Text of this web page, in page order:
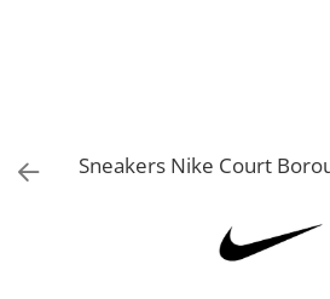
Sorturi fotbal femei
Sneakers Nike Court